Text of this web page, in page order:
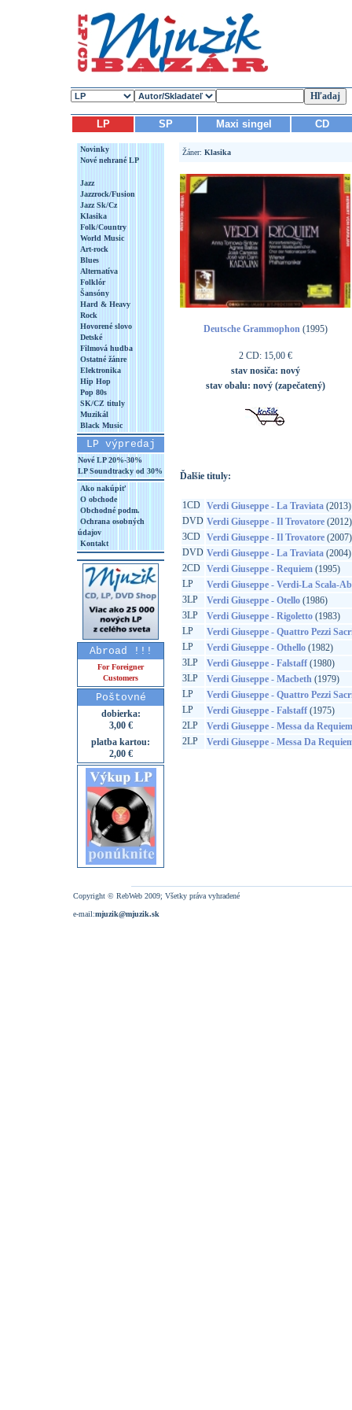
LP SP Maxi singel CD
Novinky
Nové nehrané LP
Jazz
Jazzrock/Fusion
Jazz Sk/Cz
Klasika
Folk/Country
World Music
Art-rock
Blues
Alternatíva
Folklór
Šansóny
Hard & Heavy
Rock
Hovorené slovo
Detské
Filmová hudba
Ostatné žánre
Elektronika
Hip Hop
Pop 80s
SK/CZ tituly
Muzikál
Black Music
LP výpredaj
Nové LP 20%-30%
LP Soundtracky od 30%
Ako nakúpiť
O obchode
Obchodné podm.
Ochrana osobných
údajov
Kontakt
Abroad !!!
For Foreigner
Customers
Poštovné
dobierka:
3,00 €
platba kartou:
2,00 €
Žáner: Klasika
Deutsche Grammophon(1995)
2 CD: 15,00 €
stav nosiča: nový
stav obalu: nový (zapečatený)
Ďalšie tituly:
1CD Verdi Giuseppe - La Traviata(2013)
DVD Verdi Giuseppe - Il Trovatore(2012)
3CD
Verdi Giuseppe - Il Trovatore(2007)
DVD Verdi Giuseppe - La Traviata(2004)
2CD
Verdi Giuseppe - Requiem(1995)
LP
Verdi Giuseppe - Verdi-La Scala-
3LP
Verdi Giuseppe - Otello(1986)
3LP
Verdi Giuseppe - Rigoletto(1983)
LP
Verdi Giuseppe - Quattro Pezzi
LP
Verdi Giuseppe - Othello(1982)
3LP
Verdi Giuseppe - Falstaff(1980)
3LP
Verdi Giuseppe - Macbeth(1979)
LP
Verdi Giuseppe - Quattro Pezzi
LP
Verdi Giuseppe - Falstaff(1975)
2LP
Verdi Giuseppe - Messa da Requiem
2LP
Verdi Giuseppe - Messa Da
Copyright © RebWeb 2009; Všetky práva vyhradené
e-mail:mjuzik@mjuzik.sk